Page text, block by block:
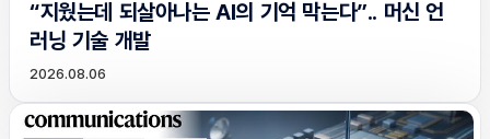
“지웠는데 되살아나는 AI의 기억 막는다”.. 머신 언
러닝 기술 개발
2026.08.06